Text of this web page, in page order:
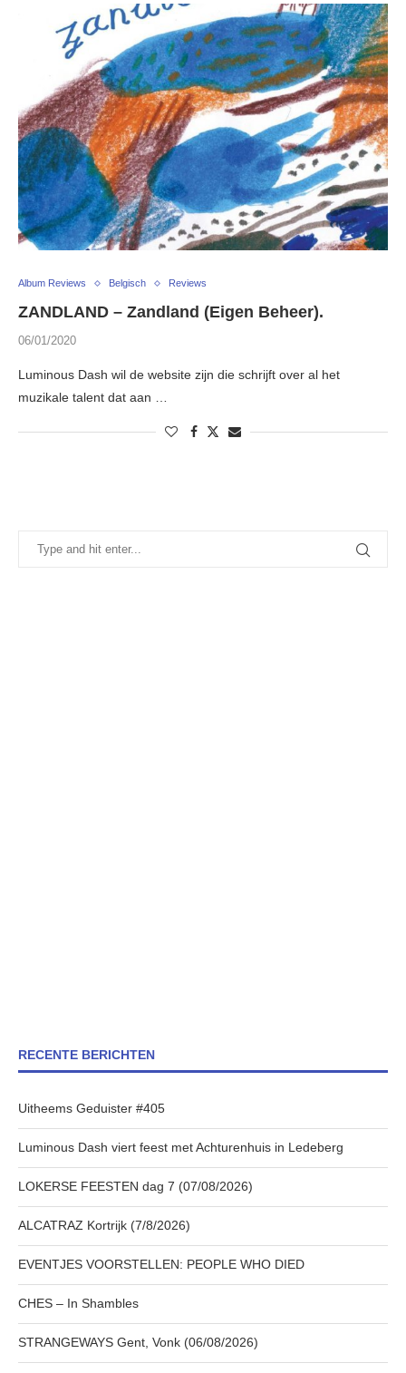
Album Reviews Belgisch Reviews
ZANDLAND – Zandland (Eigen Beheer).
06/01/2020
Luminous Dash wil de website zijn die schrijft over al het
muzikale talent dat aan …
RECENTE BERICHTEN
Uitheems Geduister #405
Luminous Dash viert feest met Achturenhuis in Ledeberg
LOKERSE FEESTEN dag 7 (07/08/2026)
ALCATRAZ Kortrijk (7/8/2026)
EVENTJES VOORSTELLEN: PEOPLE WHO DIED
CHES – In Shambles
STRANGEWAYS Gent, Vonk (06/08/2026)